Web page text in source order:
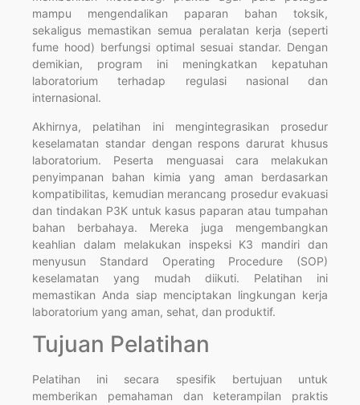
mampu mengendalikan paparan bahan toksik,
sekaligus memastikan semua peralatan kerja (seperti
fume hood) berfungsi optimal sesuai standar. Dengan
demikian, program ini meningkatkan kepatuhan
laboratorium terhadap regulasi nasional dan
internasional.
Akhirnya, pelatihan ini mengintegrasikan prosedur
keselamatan standar dengan respons darurat khusus
laboratorium. Peserta menguasai cara melakukan
penyimpanan bahan kimia yang aman berdasarkan
kompatibilitas, kemudian merancang prosedur evakuasi
dan tindakan P3K untuk kasus paparan atau tumpahan
bahan berbahaya. Mereka juga mengembangkan
keahlian dalam melakukan inspeksi K3 mandiri dan
menyusun Standard Operating Procedure (SOP)
keselamatan yang mudah diikuti. Pelatihan ini
memastikan Anda siap menciptakan lingkungan kerja
laboratorium yang aman, sehat, dan produktif.
Tujuan Pelatihan
Pelatihan ini secara spesifik bertujuan untuk
memberikan pemahaman dan keterampilan praktis